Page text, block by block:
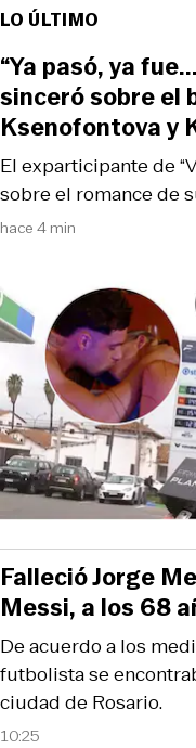
LO ÚLTIMO
hace 4 min
El exparticipante de
sobre el romance de
“Ya pasó, ya
sinceró sobre el
Ksenofontova y
10:25
De acuerdo a los
futbolista se
ciudad de Rosario.
Falleció Jorge
Messi, a los 68